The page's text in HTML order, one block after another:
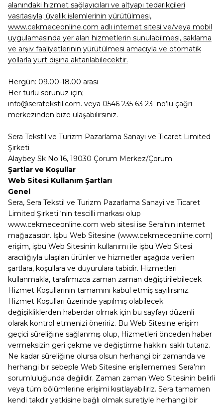
alanındaki hizmet sağlayıcıları ve altyapı tedarikçileri
vasıtasıyla; üyelik işlemlerinin yürütülmesi,
www.cekmeceonline.com adlı internet sitesi ve/veya mobil
uygulamasında yer alan hizmetlerin sunulabilmesi, saklama
ve arşiv faaliyetlerinin yürütülmesi amacıyla ve otomatik
yollarla yurt dışına aktarılabilecektir.
Hergün: 09.00-18.00 arası
Her türlü sorunuz için;
info@seratekstil.com. veya 0546 235 63 23 no’lu çağrı
merkezinden bize ulaşabilirsiniz.
Sera Tekstil ve Turizm Pazarlama Sanayi ve Ticaret Limited
Şirketi
Alaybey Sk No:16, 19030 Çorum Merkez/Çorum
Şartlar ve Koşullar
Web Sitesi Kullanım Şartları
Genel
Sera, Sera Tekstil ve Turizm Pazarlama Sanayi ve Ticaret
Limited Şirketi ‘nin tescilli markası olup
www.cekmeceonline.com web sitesi ise Sera’nın internet
mağazasıdır. İşbu Web Sitesine (www.cekmeceonline.com)
erişim, işbu Web Sitesinin kullanımı ile işbu Web Sitesi
aracılığıyla ulaşılan ürünler ve hizmetler aşağıda verilen
şartlara, koşullara ve duyurulara tabidir. Hizmetleri
kullanmakla, tarafımızca zaman zaman değiştirilebilecek
Hizmet Koşullarının tamamını kabul etmiş sayılırsınız.
Hizmet Koşulları üzerinde yapılmış olabilecek
değişikliklerden haberdar olmak için bu sayfayı düzenli
olarak kontrol etmenizi öneririz. Bu Web Sitesine erişim
geçici süreliğine sağlanmış olup, Hizmetleri önceden haber
vermeksizin geri çekme ve değiştirme hakkını saklı tutarız.
Ne kadar süreliğine olursa olsun herhangi bir zamanda ve
herhangi bir sebeple Web Sitesine erişilememesi Sera’nın
sorumluluğunda değildir. Zaman zaman Web Sitesinin belirli
veya tüm bölümlerine erişimi kısıtlayabiliriz. Sera tamamen
kendi takdir yetkisine bağlı olmak suretiyle herhangi bir